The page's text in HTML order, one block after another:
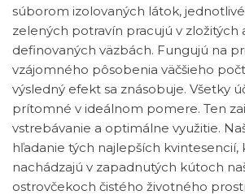
súborom izolovaných látok,
zelených potravín pracujú v zložitých
definovaných väzbách. Fungujú na
vzájomného pôsobenia väčšieho
výsledný efekt sa znásobuje. Všetky
prítomné v ideálnom pomere. Ten
vstrebávanie a optimálne využitie.
hľadanie tých najlepších kvintesencií,
nachádzajú v zapadnutých kútoch
ostrovčekoch čistého životného